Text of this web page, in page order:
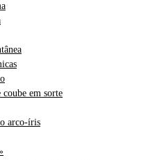
em sorte
arco-íris